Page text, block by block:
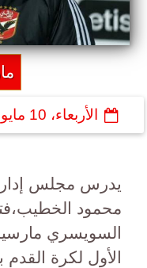
الأربعاء، 10 مايو 2023
يدرس مجلس إدارة
محمود
السويسري
الأول لكرة